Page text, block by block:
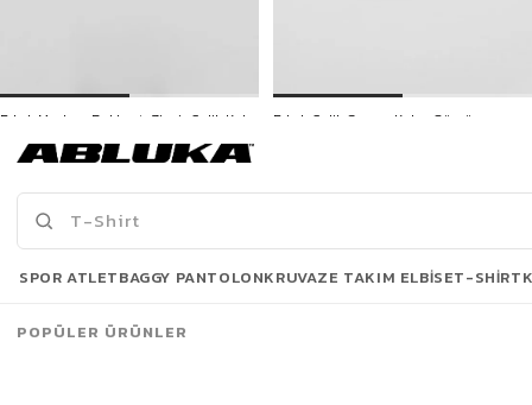
299,90 TL
Erkek Çelik Sarma Kolye Gümüş
Son Bakılanlar
SPOR ATLETBAGGY PANTOLONKRUVAZE TAKIM ELBISET-SHIRT
POPÜLER ÜRÜNLER